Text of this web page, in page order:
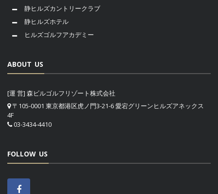
静ヒルズカントリークラブ
静ヒルズホテル
ヒルズゴルフアカデミー
ABOUT US
[運 営] 森ビルゴルフリゾート株式会社
〒105-0001 東京都港区虎ノ門3-21-6 愛宕グリーンヒルズアネックス
4F
03-3434-4410
FOLLOW US